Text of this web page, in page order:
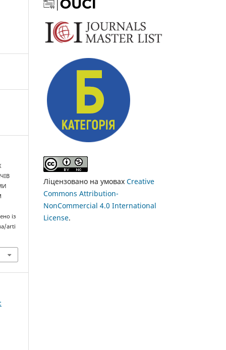
із
arti
Ліцензовано на умовах Creative
Commons Attribution-
NonCommercial 4.0 International
License.